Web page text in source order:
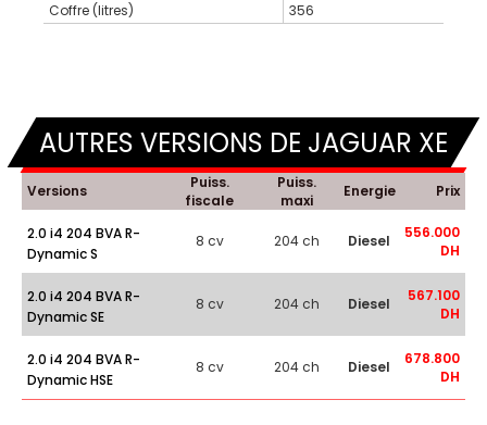
Coffre (litres)
356
AUTRES VERSIONS DE JAGUAR XE
Versions
Puiss.
fiscale
Puiss.
maxi
Energie Prix
2.0 i4 204 BVA R-
Dynamic S
8 cv 204 ch Diesel
556.000
DH
2.0 i4 204 BVA R-
Dynamic SE
8 cv 204 ch Diesel
567.100
DH
2.0 i4 204 BVA R-
Dynamic HSE
8 cv 204 ch Diesel
678.800
DH